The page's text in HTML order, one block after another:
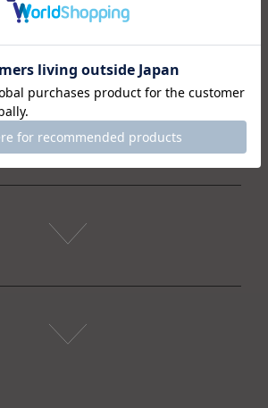
ンセルさせて頂きます。
らの出荷になりますので、ご注文確認
改めてご請求金額についてのご連絡をさ
せ。